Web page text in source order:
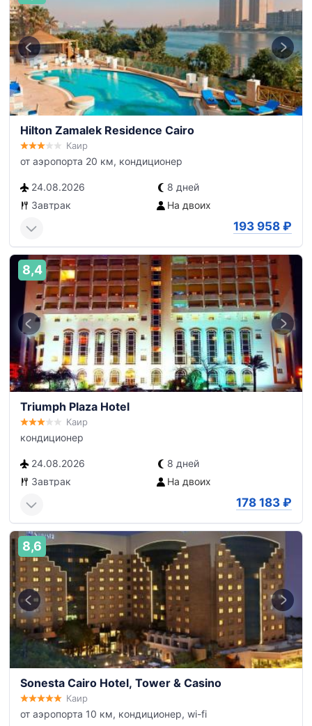
Hilton Zamalek Residence Cairo
Каир
от аэропорта 20 км, кондиционер
24.08.2026
8 дней
Завтрак
На двоих
193 958 ₽
8,4
Triumph Plaza Hotel
Каир
кондиционер
24.08.2026
8 дней
Завтрак
На двоих
178 183 ₽
8,6
Sonesta Cairo Hotel, Tower & Casino
Каир
от аэропорта 10 км, кондиционер, wi-fi